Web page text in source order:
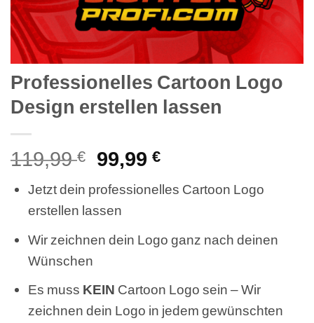
Professionelles Cartoon Logo
Design erstellen lassen
119,99€
Ursprünglicher
Preis
war:
119,99 €
99,99 €Aktueller
Preis
ist:
Jetzt dein professionelles Cartoon Logo
erstellen lassen
Wir zeichnen dein Logo ganz nach deinen
Wünschen
Es muss KEIN Cartoon Logo sein – Wir
zeichnen dein Logo in jedem gewünschten